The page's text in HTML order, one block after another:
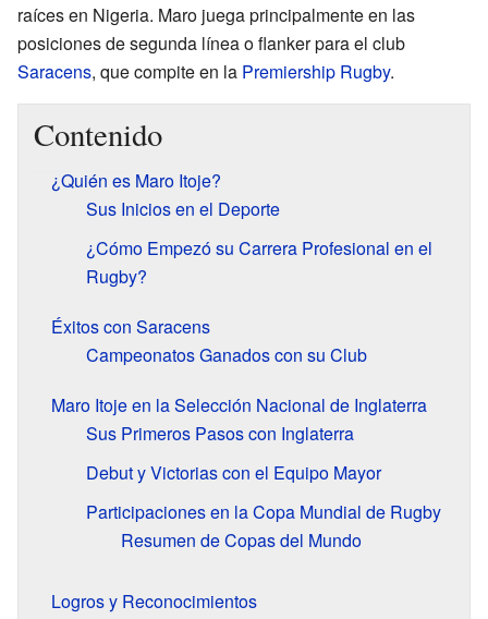
raíces en Nigeria. Maro juega principalmente en las
posiciones de segunda línea o flanker para el club
Saracens, que compite en la Premiership Rugby.
Contenido
¿Quién es Maro Itoje?
Sus Inicios en el Deporte
¿Cómo Empezó su Carrera Profesional en el
Rugby?
Éxitos con Saracens
Campeonatos Ganados con su Club
Maro Itoje en la Selección Nacional de Inglaterra
Sus Primeros Pasos con Inglaterra
Debut y Victorias con el Equipo Mayor
Participaciones en la Copa Mundial de Rugby
Resumen de Copas del Mundo
Logros y Reconocimientos